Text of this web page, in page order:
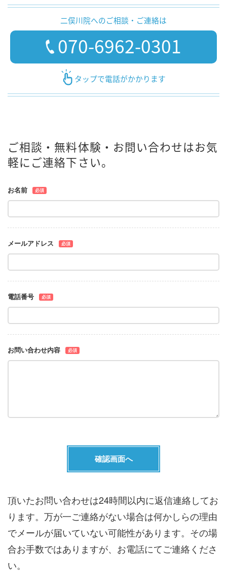
二俣川院へのご相談・ご連絡は
070-6962-0301
タップで電話がかかります
ご相談・無料体験・お問い合わせはお気
軽にご連絡下さい。
お名前 必須
メールアドレス 必須
電話番号 必須
お問い合わせ内容 必須
頂いたお問い合わせは24時間以内に返信連絡してお
ります。万が一ご連絡がない場合は何かしらの理由
でメールが届いていない可能性があります。その場
合お手数ではありますが、お電話にてご連絡くださ
い。